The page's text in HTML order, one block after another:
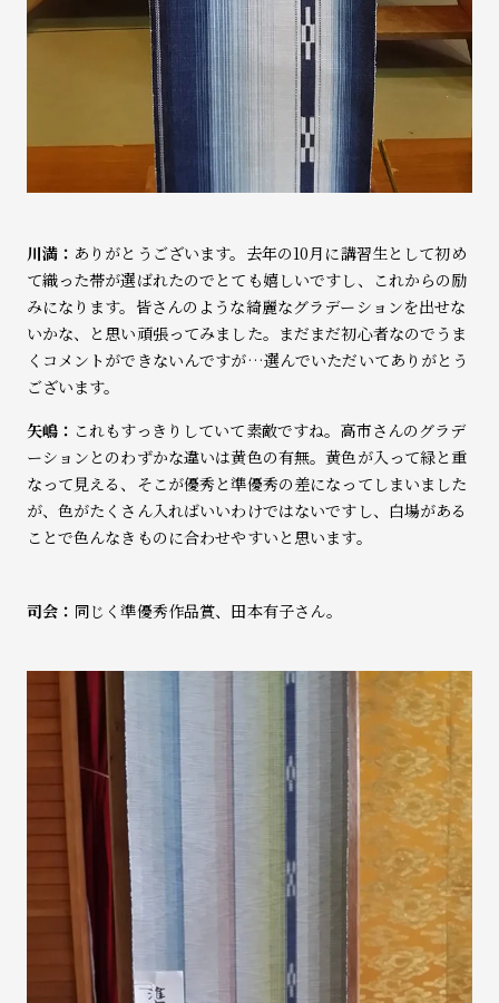
川満： ありがとうございます。去年の10月に講習生として初め
て織った帯が選ばれたのでとても嬉しいですし、これからの励
みになります。皆さんのような綺麗なグラデーションを出せな
いかな、と思い頑張ってみました。まだまだ初心者なのでうま
くコメントができないんですが…選んでいただいてありがとう
ございます。
矢嶋： これもすっきりしていて素敵ですね。高市さんのグラデ
ーションとのわずかな違いは黄色の有無。黄色が入って緑と重
なって見える、そこが優秀と準優秀の差になってしまいました
が、色がたくさん入ればいいわけではないですし、白場がある
ことで色んなきものに合わせやすいと思います。
司会： 同じく準優秀作品賞、田本有子さん。